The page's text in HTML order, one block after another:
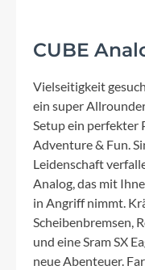
CUBE
Vielseitigkeit
ein super
Setup ein perfekter
Adventure & Fun.
Leidenschaft
Analog, das mit
in Angriff nimmt.
Scheibenbremsen,
und eine Sram SX
neue Abenteuer.